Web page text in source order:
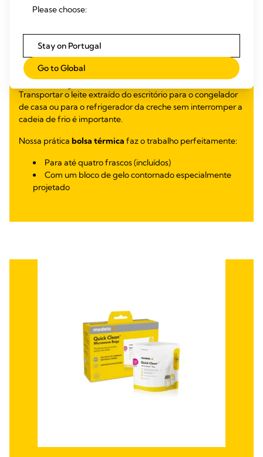
Transporte fácil
Transportar o leite extraído do escritório para o congelador
de casa ou para o refrigerador da creche sem interromper a
cadeia de frio é importante.
Nossa prática bolsa térmica faz o trabalho perfeitamente:
Para até quatro frascos (incluídos)
Com um bloco de gelo contornado especialmente
projetado
Please choose:
Stay on Portugal
Go to Global